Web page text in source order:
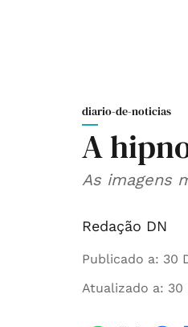
diario-de-noticias
A
As imagens
Redação DN
Publicado a: 30
Atualizado a: 30